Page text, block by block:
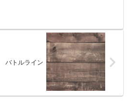
バトルライン